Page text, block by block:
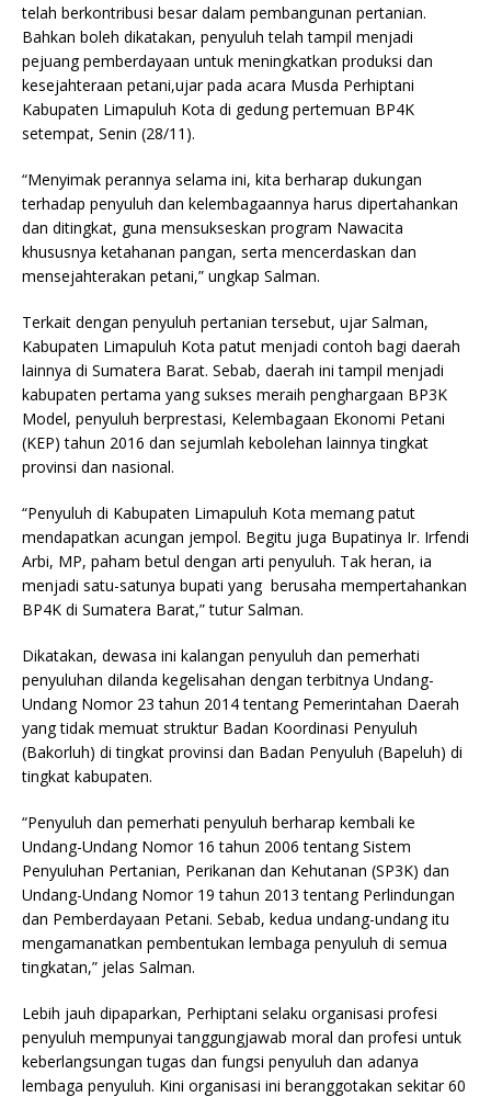
telah berkontribusi besar dalam pembangunan pertanian.
Bahkan boleh dikatakan, penyuluh telah tampil menjadi
pejuang pemberdayaan untuk meningkatkan produksi dan
kesejahteraan petani,ujar pada acara Musda Perhiptani
Kabupaten Limapuluh Kota di gedung pertemuan BP4K
setempat, Senin (28/11).
“Menyimak perannya selama ini, kita berharap dukungan
terhadap penyuluh dan kelembagaannya harus dipertahankan
dan ditingkat, guna mensukseskan program Nawacita
khususnya ketahanan pangan, serta mencerdaskan dan
mensejahterakan petani,” ungkap Salman.
Terkait dengan penyuluh pertanian tersebut, ujar Salman,
Kabupaten Limapuluh Kota patut menjadi contoh bagi daerah
lainnya di Sumatera Barat. Sebab, daerah ini tampil menjadi
kabupaten pertama yang sukses meraih penghargaan BP3K
Model, penyuluh berprestasi, Kelembagaan Ekonomi Petani
(KEP) tahun 2016 dan sejumlah kebolehan lainnya tingkat
provinsi dan nasional.
“Penyuluh di Kabupaten Limapuluh Kota memang patut
mendapatkan acungan jempol. Begitu juga Bupatinya Ir. Irfendi
Arbi, MP, paham betul dengan arti penyuluh. Tak heran, ia
menjadi satu-satunya bupati yang berusaha mempertahankan
BP4K di Sumatera Barat,” tutur Salman.
Dikatakan, dewasa ini kalangan penyuluh dan pemerhati
penyuluhan dilanda kegelisahan dengan terbitnya Undang-
Undang Nomor 23 tahun 2014 tentang Pemerintahan Daerah
yang tidak memuat struktur Badan Koordinasi Penyuluh
(Bakorluh) di tingkat provinsi dan Badan Penyuluh (Bapeluh) di
tingkat kabupaten.
“Penyuluh dan pemerhati penyuluh berharap kembali ke
Undang-Undang Nomor 16 tahun 2006 tentang Sistem
Penyuluhan Pertanian, Perikanan dan Kehutanan (SP3K) dan
Undang-Undang Nomor 19 tahun 2013 tentang Perlindungan
dan Pemberdayaan Petani. Sebab, kedua undang-undang itu
mengamanatkan pembentukan lembaga penyuluh di semua
tingkatan,” jelas Salman.
Lebih jauh dipaparkan, Perhiptani selaku organisasi profesi
penyuluh mempunyai tanggungjawab moral dan profesi untuk
keberlangsungan tugas dan fungsi penyuluh dan adanya
lembaga penyuluh. Kini organisasi ini beranggotakan sekitar 60